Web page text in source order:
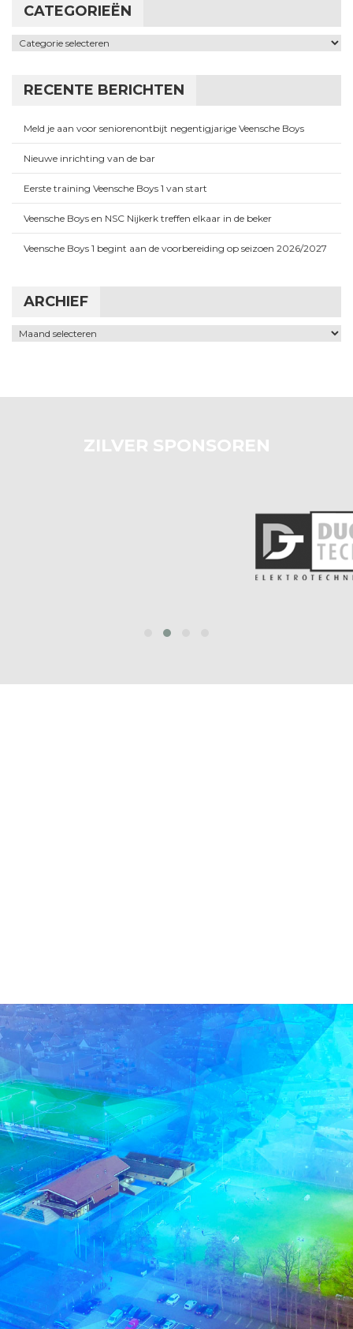
CATEGORIEËN
Categorieën
RECENTE BERICHTEN
Meld je aan voor seniorenontbijt negentigjarige Veensche Boys
Nieuwe inrichting van de bar
Eerste training Veensche Boys 1 van start
Veensche Boys en NSC Nijkerk treffen elkaar in de beker
Veensche Boys 1 begint aan de voorbereiding op seizoen 2026/2027
ARCHIEF
Archief
ZILVER SPONSOREN
prev